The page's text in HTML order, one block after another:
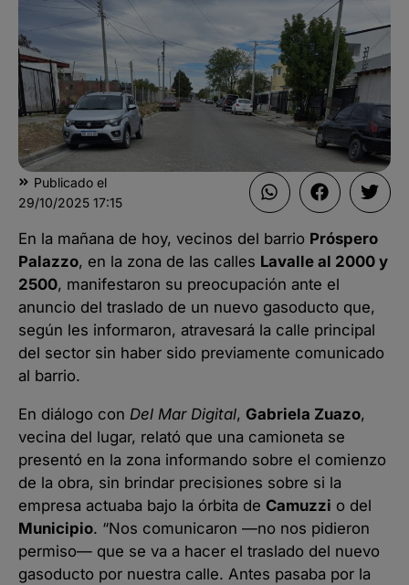
Publicado el
29/10/2025 17:15
En la mañana de hoy, vecinos del barrio Próspero
Palazzo, en la zona de las calles Lavalle al 2000 y
2500, manifestaron su preocupación ante el
anuncio del traslado de un nuevo gasoducto que,
según les informaron, atravesará la calle principal
del sector sin haber sido previamente comunicado
al barrio.
En diálogo con Del Mar Digital, Gabriela Zuazo,
vecina del lugar, relató que una camioneta se
presentó en la zona informando sobre el comienzo
de la obra, sin brindar precisiones sobre si la
empresa actuaba bajo la órbita de Camuzzi o del
Municipio. “Nos comunicaron —no nos pidieron
permiso— que se va a hacer el traslado del nuevo
gasoducto por nuestra calle. Antes pasaba por la